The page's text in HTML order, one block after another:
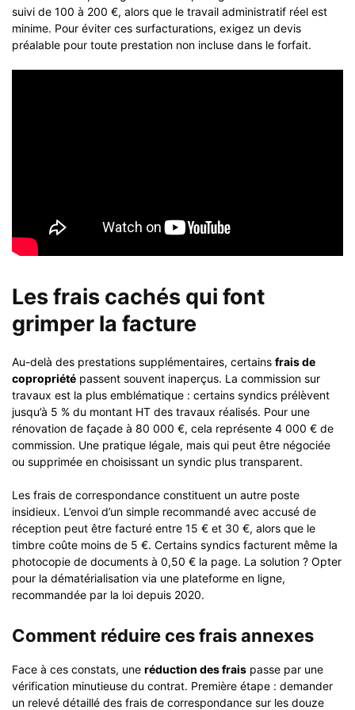
suivi de 100 à 200 €, alors que le travail administratif réel est
minime. Pour éviter ces surfacturations, exigez un devis
préalable pour toute prestation non incluse dans le forfait.
Les frais cachés qui font
grimper la facture
Au-delà des prestations supplémentaires, certains frais de
copropriété passent souvent inaperçus. La commission sur
travaux est la plus emblématique : certains syndics prélèvent
jusqu’à 5 % du montant HT des travaux réalisés. Pour une
rénovation de façade à 80 000 €, cela représente 4 000 € de
commission. Une pratique légale, mais qui peut être négociée
ou supprimée en choisissant un syndic plus transparent.
Les frais de correspondance constituent un autre poste
insidieux. L’envoi d’un simple recommandé avec accusé de
réception peut être facturé entre 15 € et 30 €, alors que le
timbre coûte moins de 5 €. Certains syndics facturent même la
photocopie de documents à 0,50 € la page. La solution ? Opter
pour la dématérialisation via une plateforme en ligne,
recommandée par la loi depuis 2020.
Comment réduire ces frais annexes
Face à ces constats, une réduction des frais passe par une
vérification minutieuse du contrat. Première étape : demander
un relevé détaillé des frais de correspondance sur les douze